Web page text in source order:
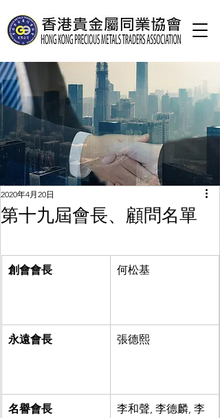
第十九屆會長、顧問名單
2020年4月20日
創會會長 ​何松基
永遠會長 張德熙
名譽會長
李和聲, 李德麟, 李